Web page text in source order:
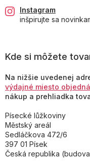
Instagram
inšpirujte sa
Kde si môžete
Na nižšie uvedenej
výdajné miesto
nákup a prehliadka
Písecké lůžkoviny
Městský areál
Sedláčkova 472/6
397 01 Písek
Česká republika